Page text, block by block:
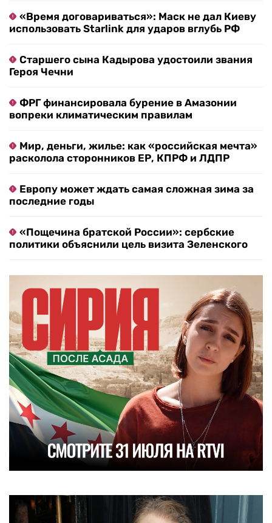
«Время договариваться»: Маск не дал Киеву
использовать Starlink для ударов вглубь РФ
Старшего сына Кадырова удостоили звания
Героя Чечни
ФРГ финансировала бурение в Амазонии
вопреки климатическим правилам
Мир, деньги, жилье: как «российская мечта»
расколола сторонников ЕР, КПРФ и ЛДПР
Европу может ждать самая сложная зима за
последние годы
«Пощечина братской России»: сербские
политики объяснили цель визита Зеленского